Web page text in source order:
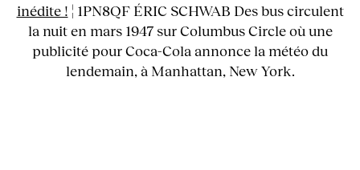
inédite ! ¦ 1PN8QF ÉRIC SCHWAB Des bus circulent
la nuit en mars 1947 sur Columbus Circle où une
publicité pour Coca-Cola annonce la météo du
lendemain, à Manhattan, New York.